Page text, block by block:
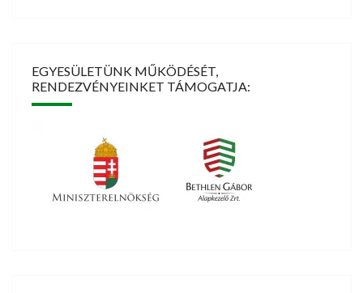
EGYESÜLETÜNK MŰKÖDÉSÉT,
RENDEZVÉNYEINKET TÁMOGATJA: